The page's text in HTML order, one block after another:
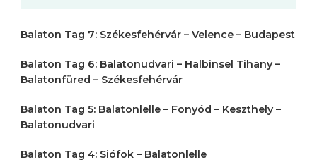
Balaton Tag 7: Székesfehérvár – Velence – Budapest
Balaton Tag 6: Balatonudvari – Halbinsel Tihany –
Balatonfüred – Székesfehérvár
Balaton Tag 5: Balatonlelle – Fonyód – Keszthely –
Balatonudvari
Balaton Tag 4: Siófok – Balatonlelle